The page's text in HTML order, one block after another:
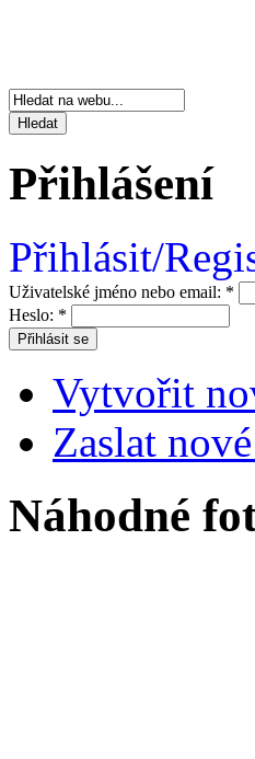
Přihlášení
Přihlásit/
Uživatelské jméno nebo email: *
Heslo: *
Vytvořit
Zaslat
Náhodné